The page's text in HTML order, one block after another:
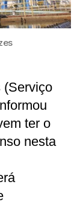
(Serviço
ter o
nesta